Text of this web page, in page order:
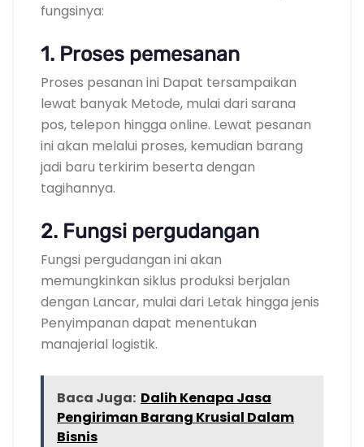
fungsinya:
1. Proses pemesanan
Proses pesanan ini Dapat tersampaikan
lewat banyak Metode, mulai dari sarana
pos, telepon hingga online. Lewat pesanan
ini akan melalui proses, kemudian barang
jadi baru terkirim beserta dengan
tagihannya.
2. Fungsi pergudangan
Fungsi pergudangan ini akan
memungkinkan siklus produksi berjalan
dengan Lancar, mulai dari Letak hingga jenis
Penyimpanan dapat menentukan
manajerial logistik.
Baca Juga: Dalih Kenapa Jasa
Pengiriman Barang Krusial Dalam
Bisnis